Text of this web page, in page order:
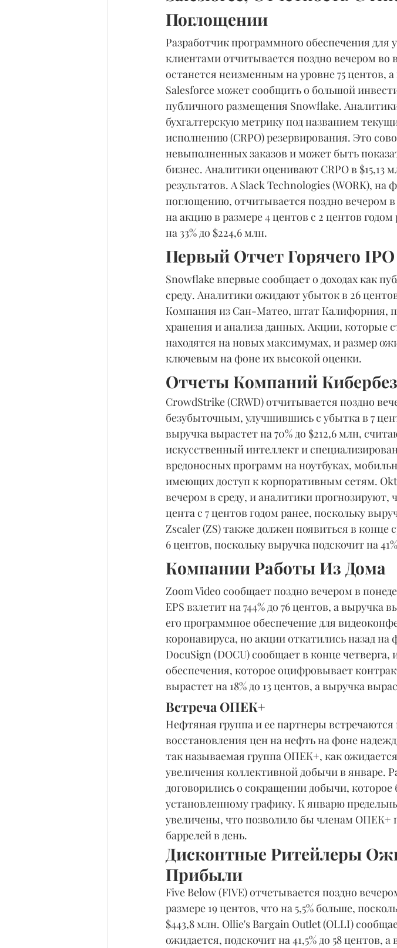
Поглощении
Разработчик программного обеспечения
клиентами отчитывается поздно вечером во
останется неизменным на уровне 75 центов,
Salesforce может сообщить о большой
публичного размещения Snowflake.
бухгалтерскую метрику под названием
исполнению (CRPO) резервирования. Это
невыполненных заказов и может быть
бизнес. Аналитики оценивают CRPO в $15,13
результатов. А Slack Technologies (WORK),
поглощению, отчитывается поздно вечером
на акцию в размере 4 центов с 2 центов
на 33% до $224,6 млн.
Первый Отчет Горячего IPO
Snowflake впервые сообщает о доходах как
среду. Аналитики ожидают убыток в 26
Компания из Сан-Матео, штат Калифорния,
хранения и анализа данных. Акции, которые
находятся на новых максимумах, и размер
ключевым на фоне их высокой оценки.
Отчеты Компаний
CrowdStrike (CRWD) отчитывается поздно
безубыточным, улучшившись с убытка в 7
выручка вырастет на 70% до $212,6 млн,
искусственный интеллект и
вредоносных программ на ноутбуках,
имеющих доступ к корпоративным сетям.
вечером в среду, и аналитики прогнозируют,
цента с 7 центов годом ранее, поскольку
Zscaler (ZS) также должен появиться в конце
6 центов, поскольку выручка подскочит на
Компании Работы Из Дома
Zoom Video сообщает поздно вечером в
EPS взлетит на 744% до 76 центов, а выручка
его программное обеспечение для
коронавируса, но акции откатились назад
DocuSign (DOCU) сообщает в конце
обеспечения, которое оцифровывает
вырастет на 18% до 13 центов, а выручка
Встреча ОПЕК+
Нефтяная группа и ее партнеры
восстановления цен на нефть на фоне
так называемая группа ОПЕК+, как
увеличения коллективной добычи в январе.
договорились о сокращении добычи, которое
установленному графику. К январю
увеличены, что позволило бы членам ОПЕК+
баррелей в день.
Дисконтные Ритейлеры
Прибыли
Five Below (FIVE) отчетывается поздно
размере 19 центов, что на 5,5% больше,
$443,8 млн. Ollie's Bargain Outlet (OLLI)
ожидается, подскочит на 41,5% до 58 центов,